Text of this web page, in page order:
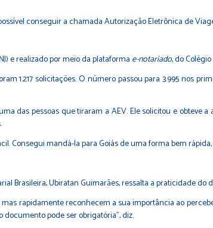
conseguir a chamada Autorização Eletrônica de
e realizado por meio da plataforma e-notariado, do
1.217 solicitações. O número passou para 3.995 nos
das pessoas que tiraram a AEV. Ele solicitou e obteve
Consegui mandá-la para Goiás de uma forma bem
Brasileira, Ubiratan Guimarães, ressalta a praticidade do
rapidamente reconhecem a sua importância ao
documento pode ser obrigatória”, diz.